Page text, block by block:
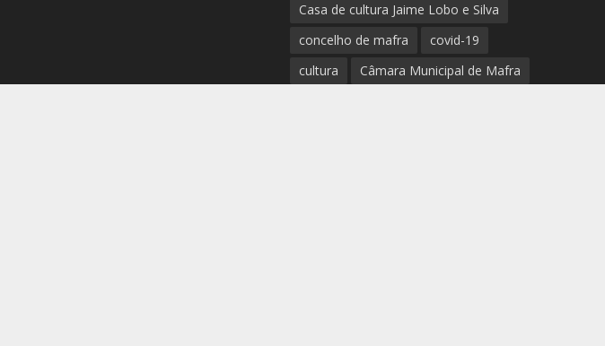
Casa de cultura Jaime Lobo e Silva
concelho de mafra
covid-19
cultura
Câmara Municipal de Mafra